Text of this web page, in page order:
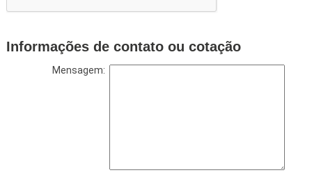
Informações de contato ou cotação
Mensagem: